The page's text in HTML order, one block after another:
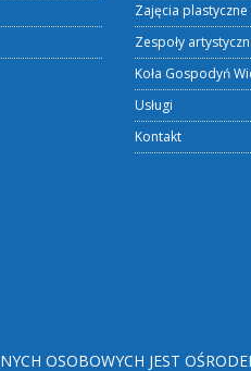
Zajęcia
Zespoły
Koła Gospodyń
Usługi
Kontakt
OSOBOWYCH JEST